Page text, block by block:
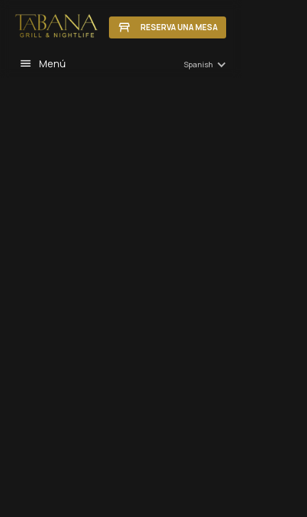
RESERVA UNA MESA
Menú Spanish